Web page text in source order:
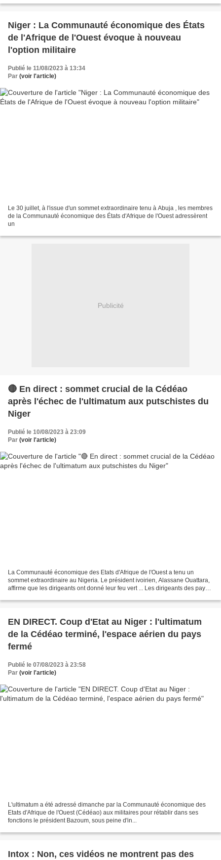
Niger : La Communauté économique des États
de l'Afrique de l'Ouest évoque à nouveau
l'option militaire
Publié le 11/08/2023 à 13:34
Par (voir l'article)
Le 30 juillet, à l'issue d'un sommet extraordinaire tenu à Abuja , les membres
de la Communauté économique des États d'Afrique de l'Ouest adressèrent
un
Publicité
🔴 En direct : sommet crucial de la Cédéao
après l'échec de l'ultimatum aux putschistes du
Niger
Publié le 10/08/2023 à 23:09
Par (voir l'article)
La Communauté économique des Etats d'Afrique de l'Ouest a tenu un
sommet extraordinaire au Nigeria. Le président ivoirien, Alassane Ouattara,
affirme que les dirigeants ont donné leur feu vert ... Les dirigeants des pays
EN DIRECT. Coup d'Etat au Niger : l'ultimatum
de la Cédéao terminé, l'espace aérien du pays
fermé
Publié le 07/08/2023 à 23:58
Par (voir l'article)
L'ultimatum a été adressé dimanche par la Communauté économique des
Etats d'Afrique de l'Ouest (Cédéao) aux militaires pour rétablir dans ses
fonctions le président Bazoum, sous peine d'in...
Intox : Non, ces vidéos ne montrent pas des